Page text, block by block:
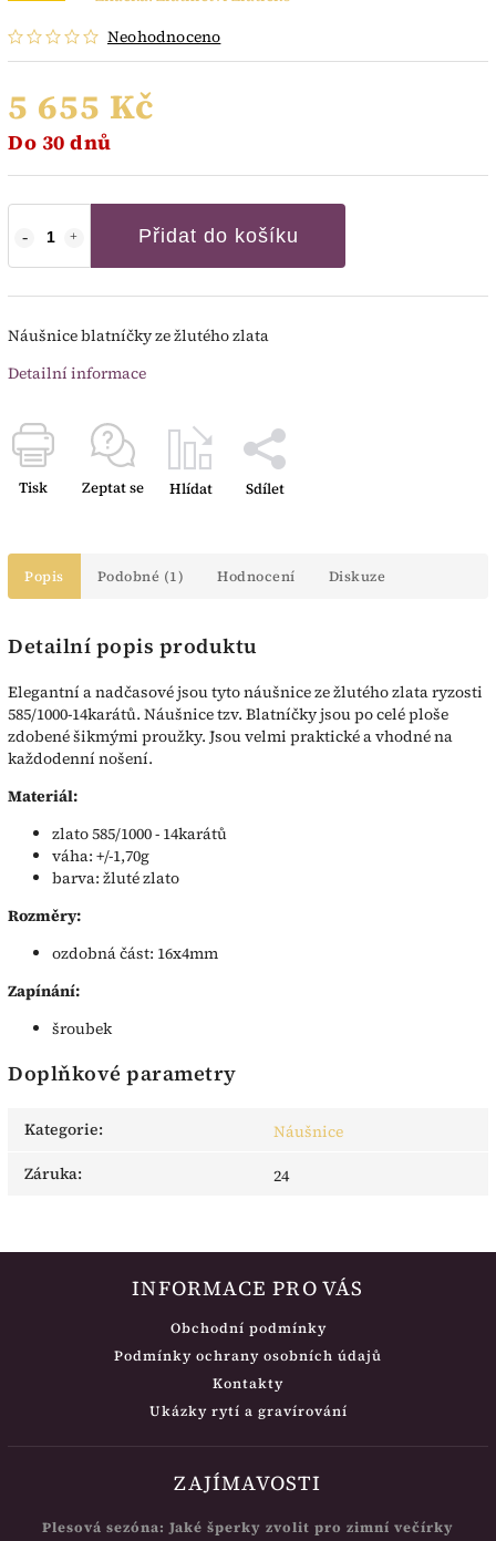
Neohodnoceno
5 655 Kč
Do 30 dnů
Přidat do košíku
Náušnice blatníčky ze žlutého zlata
Detailní informace
Tisk Zeptat se Hlídat Sdílet
Popis Podobné (1) Hodnocení Diskuze
Detailní popis produktu
Elegantní a nadčasové jsou tyto náušnice ze žlutého zlata ryzosti
585/1000-14karátů. Náušnice tzv. Blatníčky jsou po celé ploše
zdobené šikmými proužky. Jsou velmi praktické a vhodné na
každodenní nošení.
Materiál:
zlato 585/1000 - 14karátů
váha: +/-1,70g
barva: žluté zlato
Rozměry:
ozdobná část: 16x4mm
Zapínání:
šroubek
Doplňkové parametry
Kategorie:
Náušnice
Záruka: 24
INFORMACE PRO VÁS
Obchodní podmínky
Podmínky ochrany osobních údajů
Kontakty
Ukázky rytí a gravírování
ZAJÍMAVOSTI
Plesová sezóna: Jaké šperky zvolit pro zimní večírky